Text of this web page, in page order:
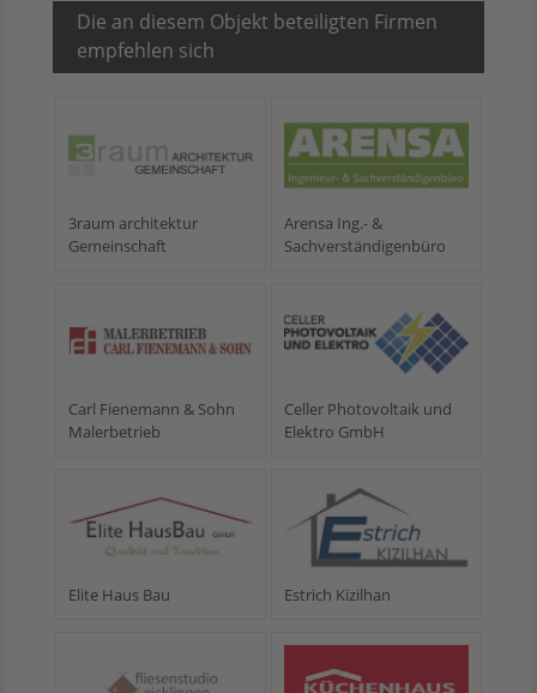
Die an diesem Objekt beteiligten Firmen
empfehlen sich
3raum architektur
Gemeinschaft
Arensa Ing.- &
Sachverständigenbüro
Carl Fienemann & Sohn
Malerbetrieb
Celler Photovoltaik und
Elektro GmbH
Elite Haus Bau Estrich Kizilhan